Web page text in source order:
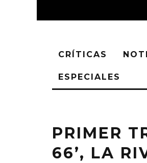
CRÍTICAS
ESPECIALES
PRIMER
66’, LA